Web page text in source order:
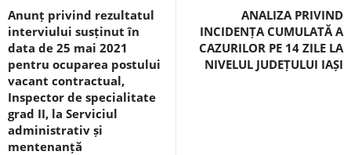
Anunț privind rezultatul
interviului susținut în
data de 25 mai 2021
pentru ocuparea postului
vacant contractual,
Inspector de specialitate
grad II, la Serviciul
administrativ și
mentenanță
ANALIZA PRIVIND
INCIDENȚA CUMULATĂ A
CAZURILOR PE 14 ZILE LA
NIVELUL JUDEȚULUI IAȘI